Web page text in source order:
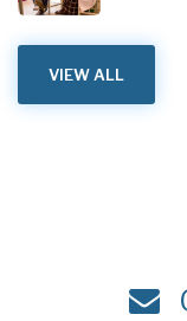
VIEW ALL